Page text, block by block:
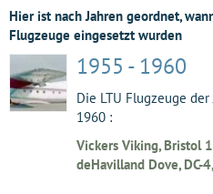
Hier ist nach Jahren geordnet,
Flugzeuge eingesetzt wurden
1955 - 1960
Die LTU Flugzeuge der
1960 :
Vickers Viking, Bristol
deHavilland Dove, DC-